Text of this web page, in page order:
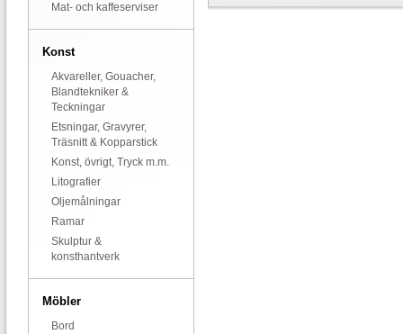
Mat- och kaffeserviser
Konst
Akvareller, Gouacher,
Blandtekniker &
Teckningar
Etsningar, Gravyrer,
Träsnitt & Kopparstick
Konst, övrigt, Tryck m.m.
Litografier
Oljemålningar
Ramar
Skulptur &
konsthantverk
Möbler
Bord